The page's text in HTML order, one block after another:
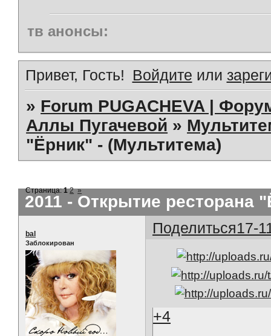
тв анонсы:
Привет, Гость! Войдите или
» Forum PUGACHEVA |
Аллы Пугачевой »
"Ёрник" - (Мультитема)
2011 - Открытие ресторана
Страница:1 2 »
Поделиться17-
bal
Заблокирован
+4